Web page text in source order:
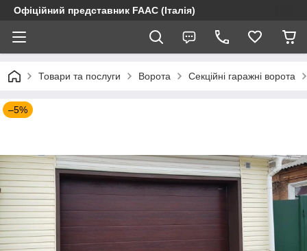
Офіційний представник FAAC (Італія)
Товари та послуги Ворота Секційні гаражні ворота
–5%